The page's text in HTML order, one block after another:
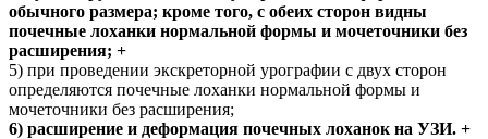
обычного размера; кроме того, с обеих сторон видны
почечные лоханки нормальной формы и мочеточники без
расширения; +
5) при проведении экскреторной урографии с двух сторон
определяются почечные лоханки нормальной формы и
мочеточники без расширения;
6) расширение и деформация почечных лоханок на УЗИ. +